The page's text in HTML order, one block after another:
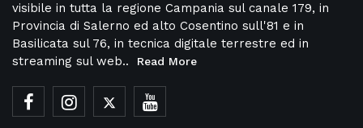
visibile in tutta la regione Campania sul canale 179, in
Provincia di Salerno ed alto Cosentino sull'81 e in
Basilicata sul 76, in tecnica digitale terrestre ed in
streaming sul web..
Read More